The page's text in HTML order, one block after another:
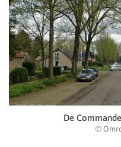
De
©